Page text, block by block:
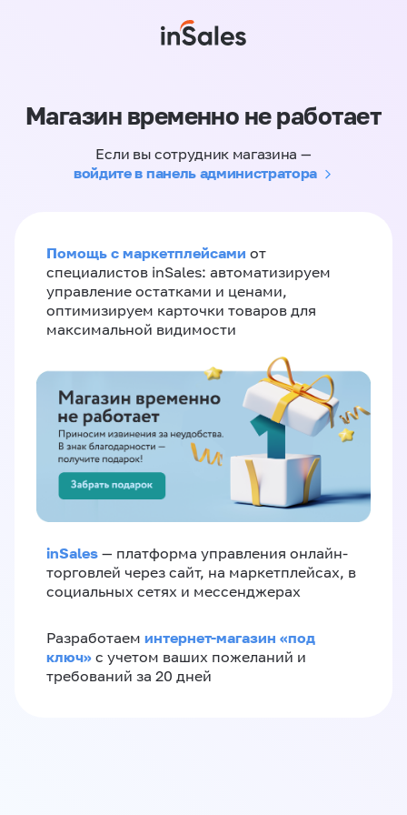
Магазин временно не работает
Если вы сотрудник магазина —
войдите в панель администратора
Помощь с маркетплейсами от
специалистов inSales: автоматизируем
управление остатками и ценами,
оптимизируем карточки товаров для
максимальной видимости
inSales — платформа управления онлайн-
торговлей через сайт, на маркетплейсах, в
социальных сетях и мессенджерах
Разработаем интернет-магазин «‎под
ключ»‎ с учетом ваших пожеланий и
требований за 20 дней